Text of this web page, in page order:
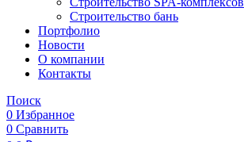
Строительство бань
Портфолио
Новости
O компании
Контакты
Поиск
0 Избранное
0 Сравнить